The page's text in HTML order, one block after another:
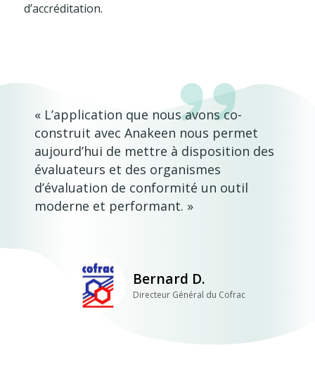
d’accréditation.
« L’application que nous avons co-
construit avec Anakeen nous permet
aujourd’hui de mettre à disposition des
évaluateurs et des organismes
d’évaluation de conformité un outil
moderne et performant. »
Bernard D.
Directeur Général du Cofrac